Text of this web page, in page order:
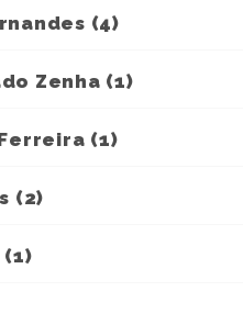
(4)
Zenha (1)
(1)
(2)
(1)